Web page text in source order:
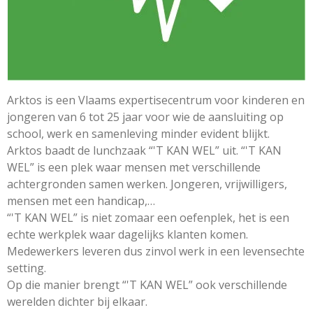
Arktos is een Vlaams expertisecentrum voor kinderen en
jongeren van 6 tot 25 jaar voor wie de aansluiting op
school, werk en samenleving minder evident blijkt.
Arktos baadt de lunchzaak “'T KAN WEL” uit. “'T KAN
WEL” is een plek waar mensen met verschillende
achtergronden samen werken. Jongeren, vrijwilligers,
mensen met een handicap,…
“'T KAN WEL” is niet zomaar een oefenplek, het is een
echte werkplek waar dagelijks klanten komen.
Medewerkers leveren dus zinvol werk in een levensechte
setting.
Op die manier brengt “'T KAN WEL” ook verschillende
werelden dichter bij elkaar.